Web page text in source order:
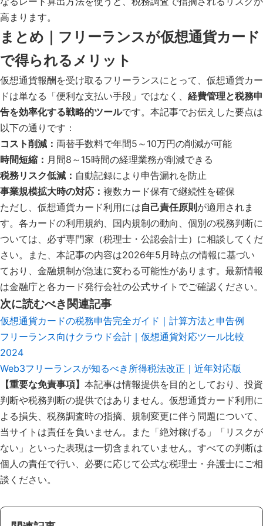
高まります。
まとめ｜フリーランスが仮想通貨カード
で得られるメリット
仮想通貨報酬を受け取るフリーランスにとって、仮想通貨カー
ドは単なる「便利な支払い手段」ではなく、 経費管理と税務申
告を効率化する戦略的ツールです。本記事でお伝えした要点は
以下の通りです：
コスト削減： 両替手数料で年間5～10万円の削減が可能
時間短縮： 月間8～15時間の経理業務が削減できる
税務リスク低減： 自動記録により申告漏れを防止
事業規模拡大時の対応： 複数カード保有で継続性を確保
ただし、仮想通貨カード利用には自己責任原則 が適用されま
す。各カードの利用規約、国内規制の動向、個別の税務判断に
ついては、必ず専門家（税理士・公認会計士）に相談してくだ
さい。また、本記事の内容は2026年5月時点の情報に基づい
ており、金融規制が急速に変わる可能性があります。最新情報
は金融庁と各カード発行会社の公式サイトでご確認ください。
次に読むべき関連記事
仮想通貨カードの税務申告完全ガイド｜計算方法と申告例
フリーランス向けクラウド会計｜仮想通貨対応ツール比較
2024
Web3フリーランスが知るべき所得税法改正｜近年対応版
【重要な免責事項】 本記事は情報提供を目的としており、投資
判断や税務判断の提供ではありません。仮想通貨カード利用に
よる損失、税務調査時の指摘、規制変更に伴う問題について、
当サイトは責任を負いません。また「絶対稼げる」「リスクが
ない」といった表現は一切含まれていません。すべての判断は
個人の責任で行い、必要に応じて公式な税理士・弁護士にご相
談ください。